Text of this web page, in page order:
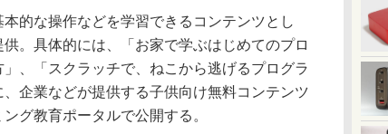
的な操作などを学習できるコンテンツとし
。具体的には、「お家で学ぶはじめてのプロ
、「スクラッチで、ねこから逃げるプログラ
企業などが提供する子供向け無料コンテンツ
グ教育ポータルで公開する。